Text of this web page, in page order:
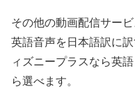
その他の動画配信サー
英語音声を日本語訳に
ィズニープラスなら英
ら選べます。